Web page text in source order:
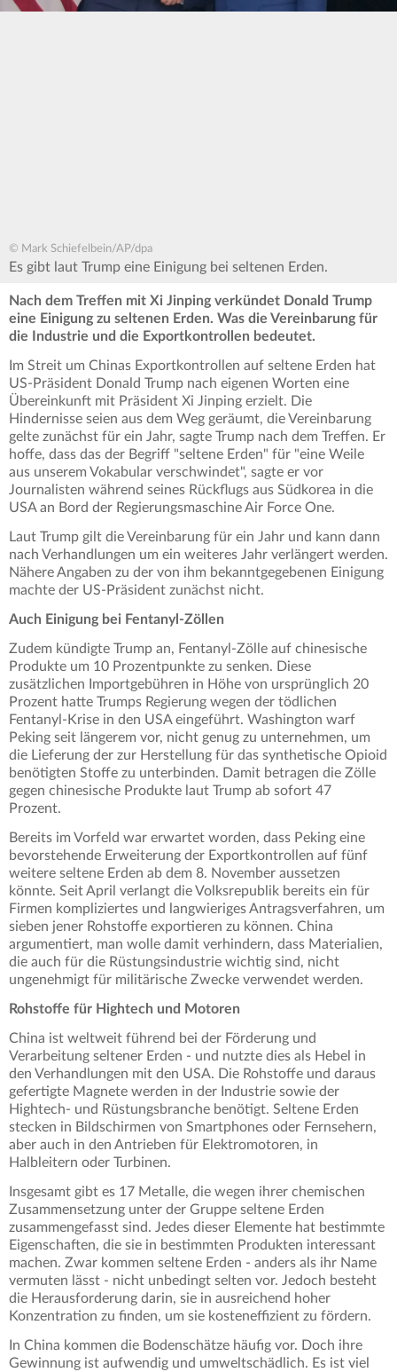
© Mark Schiefelbein/AP/dpa
Es gibt laut Trump eine Einigung bei seltenen Erden.
Nach dem Treffen mit Xi Jinping verkündet Donald Trump
eine Einigung zu seltenen Erden. Was die Vereinbarung für
die Industrie und die Exportkontrollen bedeutet.
Im Streit um Chinas Exportkontrollen auf seltene Erden hat
US-Präsident Donald Trump nach eigenen Worten eine
Übereinkunft mit Präsident Xi Jinping erzielt. Die
Hindernisse seien aus dem Weg geräumt, die Vereinbarung
gelte zunächst für ein Jahr, sagte Trump nach dem Treffen. Er
hoffe, dass das der Begriff "seltene Erden" für "eine Weile
aus unserem Vokabular verschwindet", sagte er vor
Journalisten während seines Rückflugs aus Südkorea in die
USA an Bord der Regierungsmaschine Air Force One.
Laut Trump gilt die Vereinbarung für ein Jahr und kann dann
nach Verhandlungen um ein weiteres Jahr verlängert werden.
Nähere Angaben zu der von ihm bekanntgegebenen Einigung
machte der US-Präsident zunächst nicht.
Auch Einigung bei Fentanyl-Zöllen
Zudem kündigte Trump an, Fentanyl-Zölle auf chinesische
Produkte um 10 Prozentpunkte zu senken. Diese
zusätzlichen Importgebühren in Höhe von ursprünglich 20
Prozent hatte Trumps Regierung wegen der tödlichen
Fentanyl-Krise in den USA eingeführt. Washington warf
Peking seit längerem vor, nicht genug zu unternehmen, um
die Lieferung der zur Herstellung für das synthetische Opioid
benötigten Stoffe zu unterbinden. Damit betragen die Zölle
gegen chinesische Produkte laut Trump ab sofort 47
Prozent.
Bereits im Vorfeld war erwartet worden, dass Peking eine
bevorstehende Erweiterung der Exportkontrollen auf fünf
weitere seltene Erden ab dem 8. November aussetzen
könnte. Seit April verlangt die Volksrepublik bereits ein für
Firmen kompliziertes und langwieriges Antragsverfahren, um
sieben jener Rohstoffe exportieren zu können. China
argumentiert, man wolle damit verhindern, dass Materialien,
die auch für die Rüstungsindustrie wichtig sind, nicht
ungenehmigt für militärische Zwecke verwendet werden.
Rohstoffe für Hightech und Motoren
China ist weltweit führend bei der Förderung und
Verarbeitung seltener Erden - und nutzte dies als Hebel in
den Verhandlungen mit den USA. Die Rohstoffe und daraus
gefertigte Magnete werden in der Industrie sowie der
Hightech- und Rüstungsbranche benötigt. Seltene Erden
stecken in Bildschirmen von Smartphones oder Fernsehern,
aber auch in den Antrieben für Elektromotoren, in
Halbleitern oder Turbinen.
Insgesamt gibt es 17 Metalle, die wegen ihrer chemischen
Zusammensetzung unter der Gruppe seltene Erden
zusammengefasst sind. Jedes dieser Elemente hat bestimmte
Eigenschaften, die sie in bestimmten Produkten interessant
machen. Zwar kommen seltene Erden - anders als ihr Name
vermuten lässt - nicht unbedingt selten vor. Jedoch besteht
die Herausforderung darin, sie in ausreichend hoher
Konzentration zu finden, um sie kosteneffizient zu fördern.
In China kommen die Bodenschätze häufig vor. Doch ihre
Gewinnung ist aufwendig und umweltschädlich. Es ist viel